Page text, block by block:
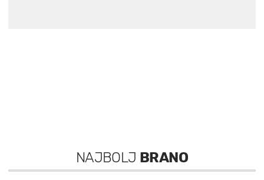
NAJBOLJ BRANO